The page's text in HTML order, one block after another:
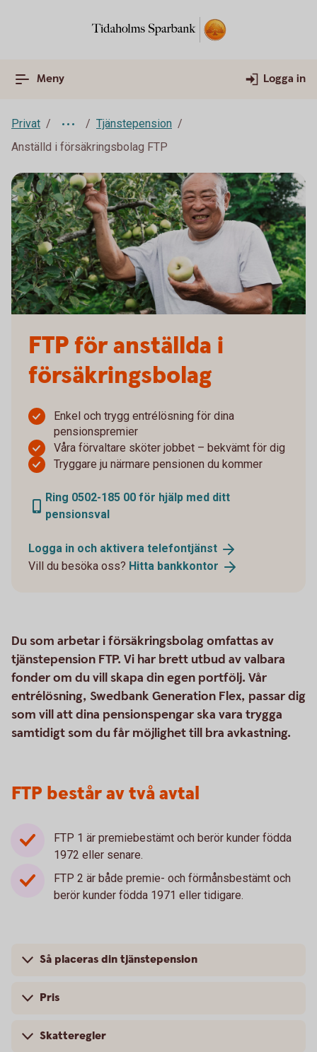
Meny Logga in
Privat
Tjänstepension
Anställd i försäkringsbolag FTP
FTP för anställda i
försäkringsbolag
Enkel och trygg entrélösning för dina
pensionspremier
Våra förvaltare sköter jobbet – bekvämt för dig
Tryggare ju närmare pensionen du kommer
Ring 0502-185 00 för hjälp med ditt
pensionsval
Logga in och aktivera telefontjänst
Vill du besöka oss? Hitta bankkontor
Du som arbetar i försäkringsbolag omfattas av
tjänstepension FTP. Vi har brett utbud av valbara
fonder om du vill skapa din egen portfölj. Vår
entrélösning, Swedbank Generation Flex, passar dig
som vill att dina pensionspengar ska vara trygga
samtidigt som du får möjlighet till bra avkastning.
FTP består av två avtal
FTP 1 är premiebestämt och berör kunder födda
1972 eller senare.
FTP 2 är både premie- och förmånsbestämt och
berör kunder födda 1971 eller tidigare.
Så placeras din tjänstepension
Pris
Skatteregler